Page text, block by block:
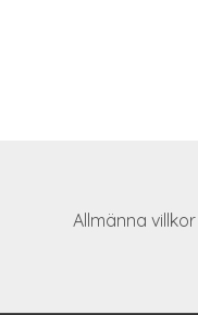
Allmänna villkor